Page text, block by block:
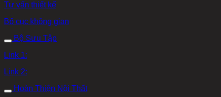
Tư vấn thiết kế
Bố cục không gian
Bộ Sưu Tập
Link 1:
Link 2:
Hoàn Thiện Nội Thất